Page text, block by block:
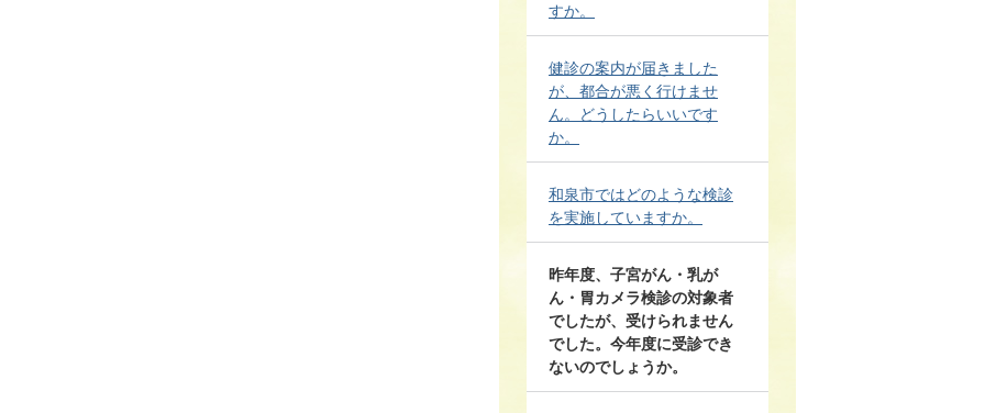
すか。
健診の案内が届きました
が、都合が悪く行けませ
ん。どうしたらいいです
か。
和泉市ではどのような検診
を実施していますか。
昨年度、子宮がん・乳が
ん・胃カメラ検診の対象者
でしたが、受けられません
でした。今年度に受診でき
ないのでしょうか。